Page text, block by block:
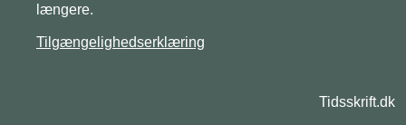
længere.
Tilgængelighedserklæring